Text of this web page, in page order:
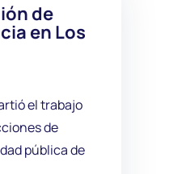
de
en Los
el trabajo
de
pública de